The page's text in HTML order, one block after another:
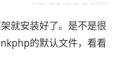
就安装好了。是不是很
的默认文件，看看